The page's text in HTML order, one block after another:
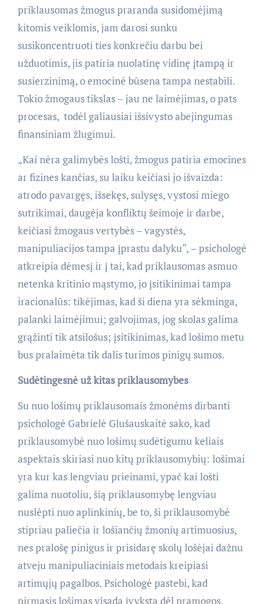
priklausomas žmogus praranda susidomėjimą
kitomis veiklomis, jam darosi sunku
susikoncentruoti ties konkrečiu darbu bei
užduotimis, jis patiria nuolatinę vidinę įtampą ir
susierzinimą, o emocinė būsena tampa nestabili.
Tokio žmogaus tikslas – jau ne laimėjimas, o pats
procesas, todėl galiausiai išsivysto abejingumas
finansiniam žlugimui.
„Kai nėra galimybės lošti, žmogus patiria emocines
ar fizines kančias, su laiku keičiasi jo išvaizda:
atrodo pavargęs, išsekęs, sulysęs, vystosi miego
sutrikimai, daugėja konfliktų šeimoje ir darbe,
keičiasi žmogaus vertybės – vagystės,
manipuliacijos tampa įprastu dalyku“, – psichologė
atkreipia dėmesį ir į tai, kad priklausomas asmuo
netenka kritinio mąstymo, jo įsitikinimai tampa
iracionalūs: tikėjimas, kad ši diena yra sėkminga,
palanki laimėjimui; galvojimas, jog skolas galima
grąžinti tik atsilošus; įsitikinimas, kad lošimo metu
bus pralaimėta tik dalis turimos pinigų sumos.
Sudėtingesnė už kitas priklausomybes
Su nuo lošimų priklausomais žmonėms dirbanti
psichologė Gabrielė Glušauskaitė sako, kad
priklausomybė nuo lošimų sudėtigumu keliais
aspektais skiriasi nuo kitų priklausomybių: lošimai
yra kur kas lengviau prieinami, ypač kai lošti
galima nuotoliu, šią priklausomybę lengviau
nuslėpti nuo aplinkinių, be to, ši priklausomybė
stipriau paliečia ir lošiančių žmonių artimuosius,
nes pralošę pinigus ir prisidarę skolų lošėjai dažnu
atveju manipuliaciniais metodais kreipiasi
artimųjų pagalbos. Psichologė pastebi, kad
pirmasis lošimas visada įvyksta dėl pramogos,